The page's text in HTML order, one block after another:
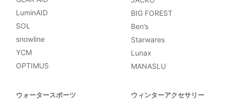
LuminAID
SOL
snowline
YCM
OPTIMUS
BIG FOREST
Ben’s
Starwares
Lunax
MANASLU
ウォータースポーツ ウィンターアクセサリー